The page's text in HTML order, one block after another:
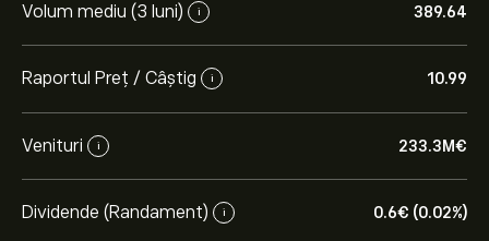
Volum mediu (3 luni) i 389.64
Raportul Preț / Câștig i 10.99
Venituri i 233.3M‎€‎
Dividende (Randament) i 0.6‎€‎ (0.02%)